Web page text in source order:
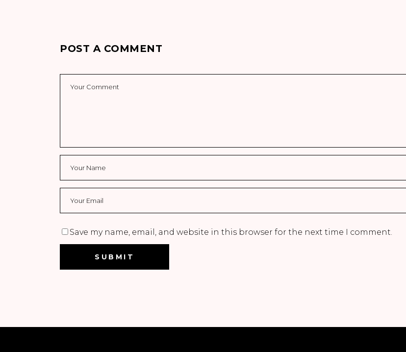
POST A COMMENT
Save my name, email, and website in this browser for the next time I comment.